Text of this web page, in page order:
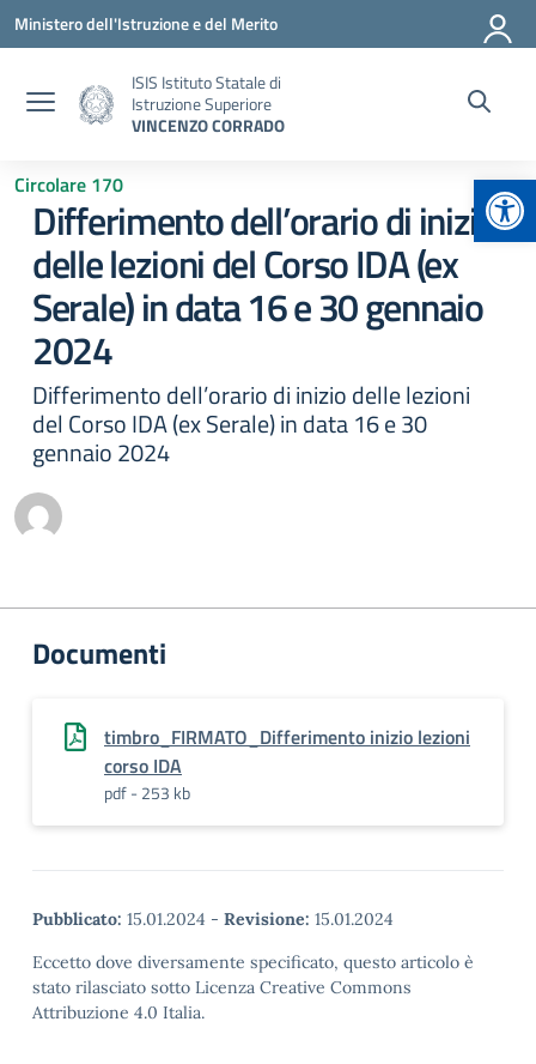
Vai ai contenuti
Vai al menu di navigazione
Vai al footer
Ministero dell'Istruzione e del Merito
ISIS Istituto Statale di
Istruzione Superiore
VINCENZO CORRADO
Circolare 170
Differimento dell’orario di inizio
delle lezioni del Corso IDA (ex
Serale) in data 16 e 30 gennaio
2024
Differimento dell’orario di inizio delle lezioni
del Corso IDA (ex Serale) in data 16 e 30
gennaio 2024
Documenti
timbro_FIRMATO_Differimento inizio lezioni
corso IDA
pdf - 253 kb
Pubblicato: 15.01.2024 - Revisione: 15.01.2024
Eccetto dove diversamente specificato, questo articolo è
stato rilasciato sotto Licenza Creative Commons
Attribuzione 4.0 Italia.